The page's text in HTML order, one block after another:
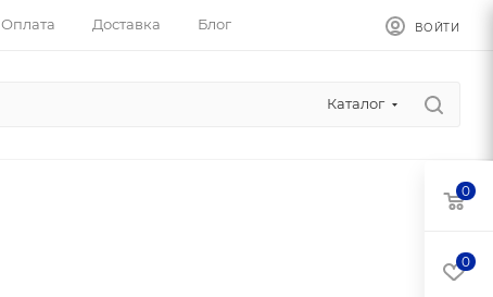
Оплата Доставка Блог ВОЙТИ
Каталог
0
0